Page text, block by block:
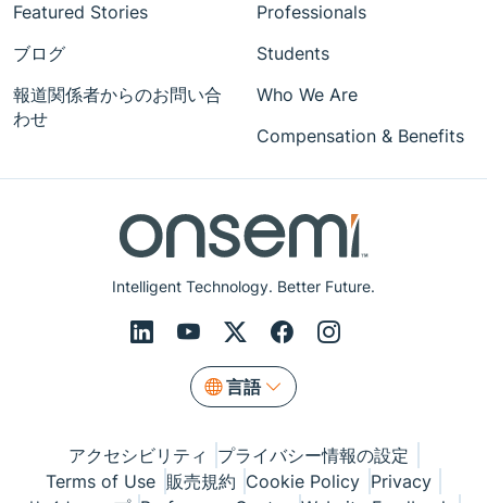
Intelligent Technology. Better Future.
言語
Featured Stories
ブログ
報道関係者からのお問い合
わせ
Professionals
Students
Who We Are
Compensation & Benefits
アクセシビリティ
プライバシー情報の設定
Terms of Use 販売規約 Cookie Policy Privacy